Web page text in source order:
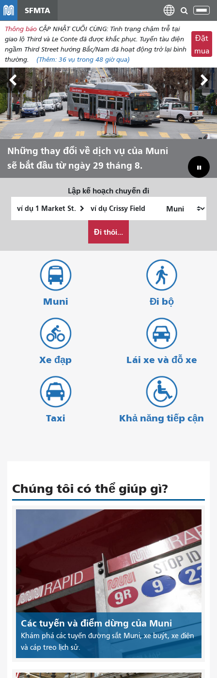
dung
SFMTA
Thông báo CẬP NHẬT CUỐI CÙNG: Tình trạng chậm trễ tại
giao lộ Third và Le Conte đã được khắc phục. Tuyến tàu điện
ngầm Third Street hướng Bắc/Nam đã hoạt động trở lại bình
thường.
(Thêm: 36 vụ trong 48 giờ qua)
Đặt
mua
Triển lãm Outside Lands, ngày 7-9
tháng 8.
Những thay đổi về dịch vụ của Muni
sẽ bắt đầu từ ngày 29 tháng 8.
Hãy để Muni đưa bạn trải nghiệm
mùa hè!
Thu hẹp khoảng cách ngân sách để
cứu Muni
Lập kế hoạch chuyến đi
muốn
đi
Đi thôi...
Muni Đi bộ
Xe đạp Lái xe và đỗ xe
Taxi Khả năng tiếp cận
Chúng tôi có thể giúp gì?
Các tuyến và điểm dừng của Muni
Khám phá các tuyến đường sắt Muni, xe buýt, xe điện
và cáp treo lịch sử.